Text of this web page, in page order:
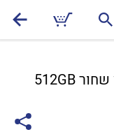
מחשבים All In One - אול אין וואן שחור 512GB